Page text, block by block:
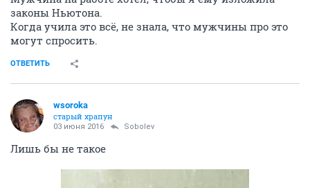
законы Ньютона.
Когда учила это всё, не знала, что мужчины про это
могут спросить.
ОТВЕТИТЬ
wsoroka
старый храпун
03 июня 2016 Sobolev
Лишь бы не такое